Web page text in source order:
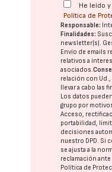
He leído
Política de
Responsable:
Finalidades:
newsletter(s).
Envío de emails
relativos a
asociados.
relación con Ud.,
llevar a cabo las
Los datos
grupo por
Acceso,
portabilidad,
decisiones
nuestro DPD . Si
se ajusta a la
reclamación
Política de